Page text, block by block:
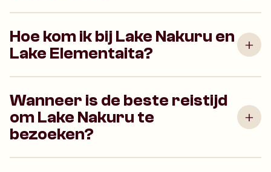
Hoe kom ik bij Lake Nakuru en
Lake Elementaita?
Wanneer is de beste reistijd
om Lake Nakuru te
bezoeken?